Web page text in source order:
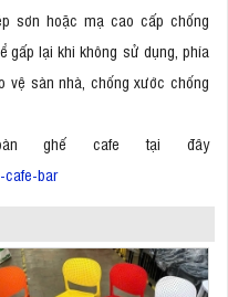
sơn hoặc mạ cao cấp chống
gấp lại khi không sử dụng, phía
vệ sàn nhà, chống xước chống
ghế cafe tại đây
cafe-bar